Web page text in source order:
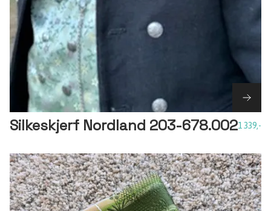
Silkeskjerf Nordland 203-678.0021 339,-